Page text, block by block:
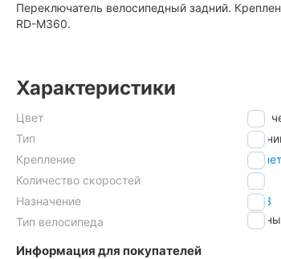
Переключатель велосипедный задний.
RD-M360.
Характеристики
Цвет
Тип
Крепление
на
Количество скоростей
7/8
Назначение
MTB
Тип велосипеда
Информация для покупателей